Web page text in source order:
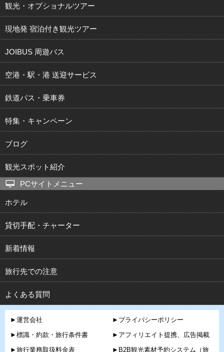
観光・オプショナルツアー
現地発 宿泊付き観光ツアー
JOIBUS 周遊バス
空港・駅・港 送迎サービス
鉄道パス・乗車券
特集・キャンペーン
ブログ
観光スポット紹介
PCサイトメニュー
ホテル
貸切手配・チャーター
新着情報
旅行先での注意
よくある質問
►運営会社
►標識・約款・旅行条件書
►旅行業務取扱料金表
►プライバシーポリシー
►アフィリエイト提携、広告掲載
►B2B観光素材予約システム（旅